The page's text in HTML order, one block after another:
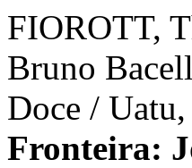
FIOROTT,
Bruno
Doce /
Fronteira: